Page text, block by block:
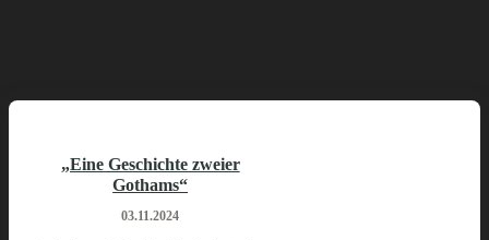
„Eine Geschichte zweier
Gothams“
03.11.2024